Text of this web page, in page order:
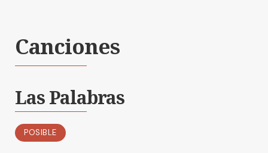
Canciones
Las Palabras
POSIBLE